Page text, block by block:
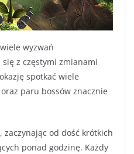
wyzwań
z częstymi zmianami
spotkać wiele
paru bossów znacznie
zaczynając od dość krótkich
ponad godzinę. Każdy